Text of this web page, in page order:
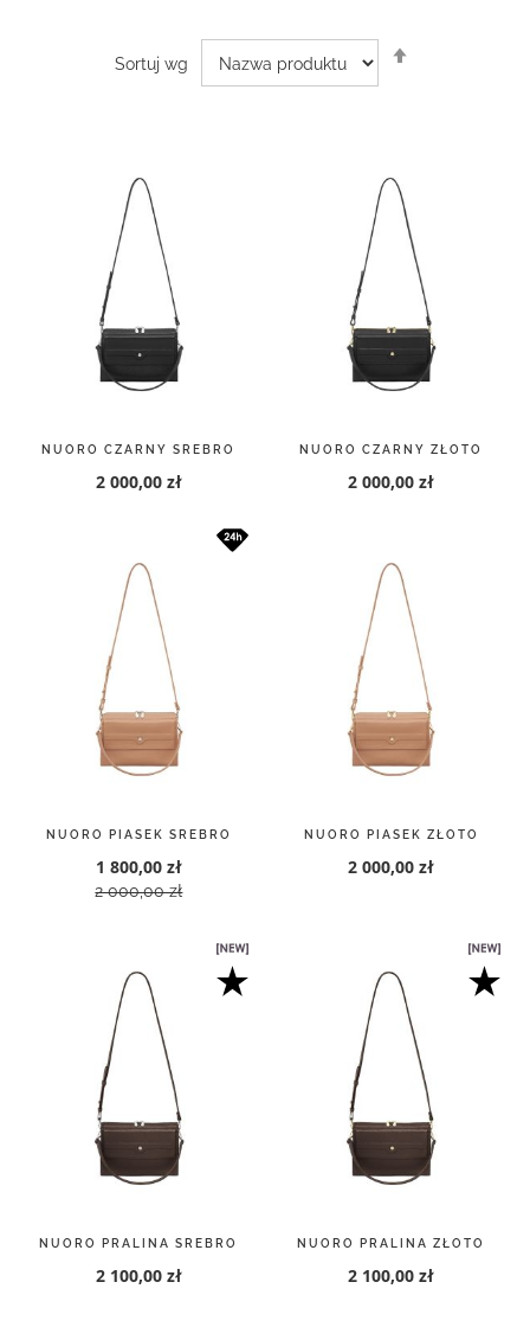
Sortuj wg
NUORO CZARNY SREBRO
2 000,00 zł
NUORO CZARNY ZŁOTO
2 000,00 zł
NUORO PIASEK SREBRO
1 800,00 zł
2 000,00 zł
NUORO PIASEK ZŁOTO
2 000,00 zł
NUORO PRALINA SREBRO
2 100,00 zł
NUORO PRALINA ZŁOTO
2 100,00 zł